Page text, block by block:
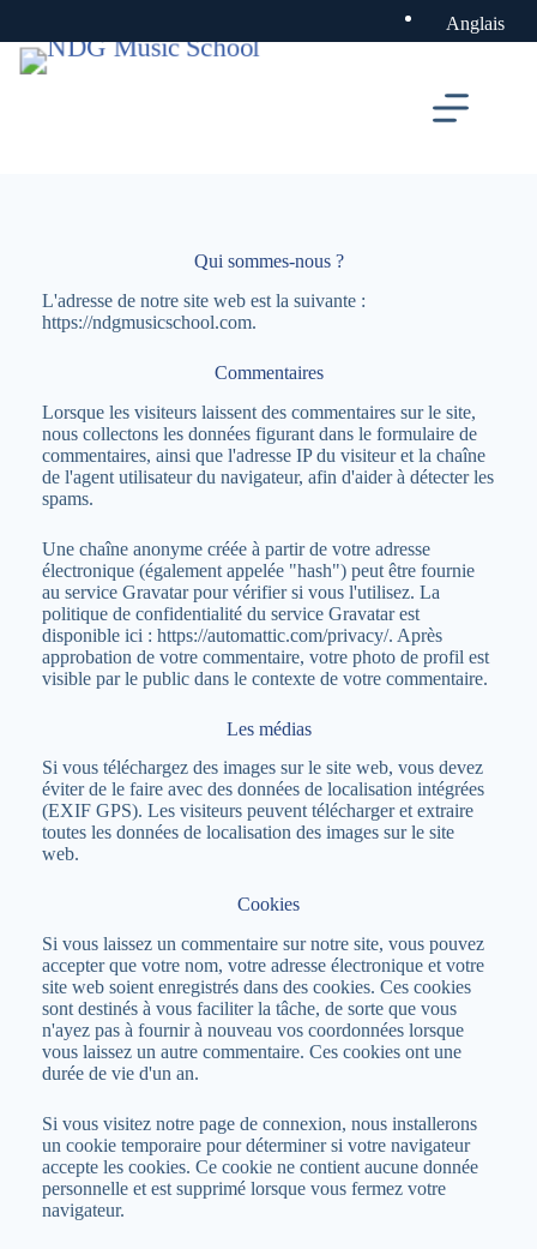
content
Anglais
Qui sommes-nous ?
L'adresse de notre site web est la suivante :
https://ndgmusicschool.com.
Commentaires
Lorsque les visiteurs laissent des commentaires sur le site,
nous collectons les données figurant dans le formulaire de
commentaires, ainsi que l'adresse IP du visiteur et la chaîne
de l'agent utilisateur du navigateur, afin d'aider à détecter les
spams.
Une chaîne anonyme créée à partir de votre adresse
électronique (également appelée "hash") peut être fournie
au service Gravatar pour vérifier si vous l'utilisez. La
politique de confidentialité du service Gravatar est
disponible ici : https://automattic.com/privacy/. Après
approbation de votre commentaire, votre photo de profil est
visible par le public dans le contexte de votre commentaire.
Les médias
Si vous téléchargez des images sur le site web, vous devez
éviter de le faire avec des données de localisation intégrées
(EXIF GPS). Les visiteurs peuvent télécharger et extraire
toutes les données de localisation des images sur le site
web.
Cookies
Si vous laissez un commentaire sur notre site, vous pouvez
accepter que votre nom, votre adresse électronique et votre
site web soient enregistrés dans des cookies. Ces cookies
sont destinés à vous faciliter la tâche, de sorte que vous
n'ayez pas à fournir à nouveau vos coordonnées lorsque
vous laissez un autre commentaire. Ces cookies ont une
durée de vie d'un an.
Si vous visitez notre page de connexion, nous installerons
un cookie temporaire pour déterminer si votre navigateur
accepte les cookies. Ce cookie ne contient aucune donnée
personnelle et est supprimé lorsque vous fermez votre
navigateur.